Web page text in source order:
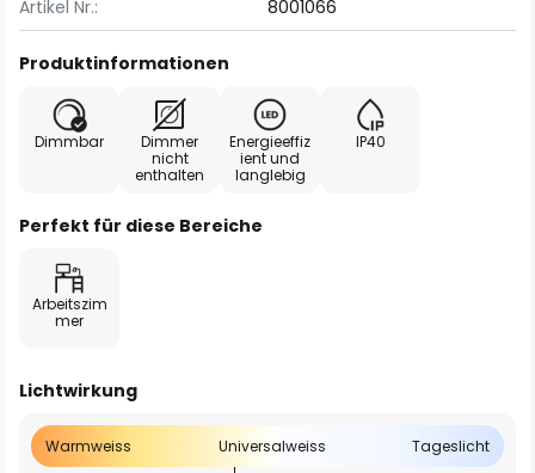
Artikel Nr.:
8001066
Produktinformationen
Dimmbar
Dimmer
nicht
enthalten
Energieeffiz
ient und
langlebig
IP40
Perfekt für diese Bereiche
Arbeitszim
mer
Lichtwirkung
Warmweiss Universalweiss Tageslicht